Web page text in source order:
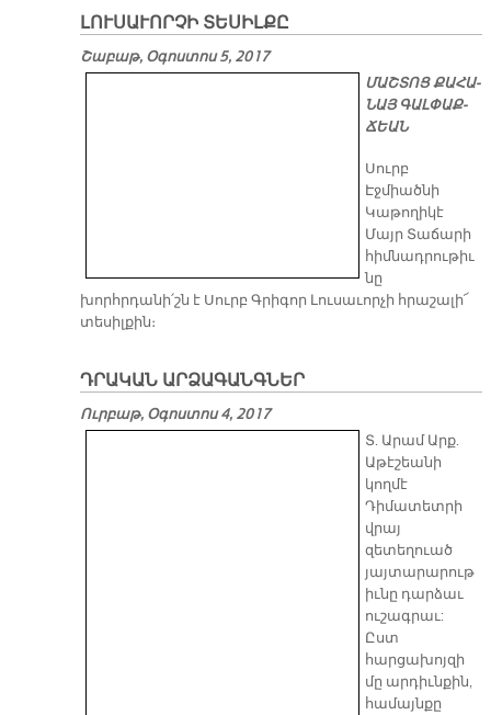
ԼՈՒՍԱՒՈՐՉԻ ՏԵՍԻԼՔԸ
Շաբաթ, Օգոստոս 5, 2017
ՄԱՇ­ՏՈՑ ՔԱ­ՀԱ­
ՆԱՅ ԳԱԼ­ՓԱՔ­
ՃԵԱՆ
Սուրբ
Էջմիածնի
Կաթողիկէ
Մայր Տաճարի
հիմնադրութիւ
նը
խորհրդանի՛շն է Սուրբ Գրիգոր Լուսաւորչի հրաշալի՜
տեսիլքին։
ԴՐԱԿԱՆ ԱՐՁԱԳԱՆԳՆԵՐ
Ուրբաթ, Օգոստոս 4, 2017
Տ. Արամ Արք.
Աթէշեանի
կողմէ
Դիմատետրի
վրայ
զետեղուած
յայտարարութ
իւնը դարձաւ
ուշագրաւ:
Ըստ
հարցախոյզի
մը արդիւնքին,
համայնքը